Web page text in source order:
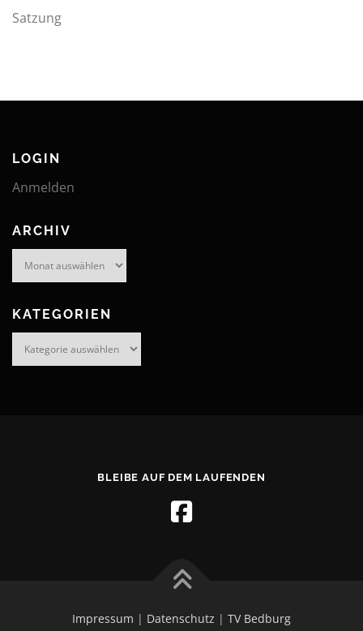
Satzung
LOGIN
Anmelden
ARCHIV
KATEGORIEN
BLEIBE AUF DEM LAUFENDEN
Impressum | Datenschutz | TV Bedburg